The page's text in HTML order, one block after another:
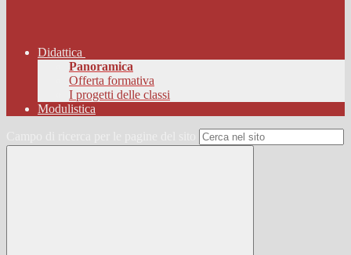
Didattica
Panoramica
Offerta formativa
I progetti delle classi
Modulistica